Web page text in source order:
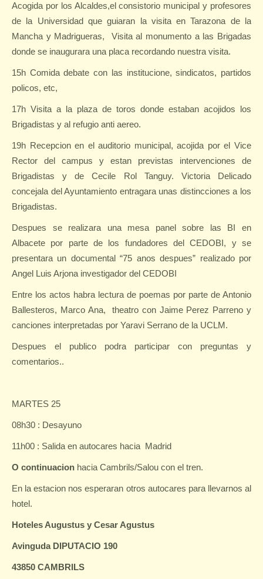
Acogida por los Alcaldes,el consistorio municipal y profesores
de la Universidad que guiaran la visita en Tarazona de la
Mancha y Madrigueras,
Visita al monumento a las Brigadas
donde se inaugurara una placa recordando nuestra visita.
15h Comida debate con las institucione, sindicatos, partidos
policos, etc,
17h Visita a la plaza de toros donde estaban acojidos los
Brigadistas y al refugio anti aereo.
19h Recepcion en el auditorio municipal, acojida por el Vice
Rector del campus y estan previstas intervenciones de
Brigadistas y de Cecile Rol Tanguy. Victoria Delicado
concejala del Ayuntamiento entragara unas distincciones a los
Brigadistas.
Despues se realizara una mesa panel sobre las BI en
Albacete por parte de los fundadores del CEDOBI, y se
presentara un documental “75 anos despues” realizado por
Angel Luis Arjona investigador del CEDOBI
Entre los actos habra lectura de poemas por parte de Antonio
Ballesteros, Marco Ana,
theatro con Jaime Perez Parreno y
canciones interpretadas por Yaravi Serrano de la UCLM.
Despues el publico podra participar con preguntas y
comentarios..
MARTES 25
08h30 : Desayuno
11h00 : Salida en autocares hacia Madrid
O continuacion hacia Cambrils/Salou con el tren.
En la estacion nos esperaran otros autocares para llevarnos al
hotel.
Hoteles Augustus y Cesar Agustus
Avinguda DIPUTACIO 190
43850 CAMBRILS